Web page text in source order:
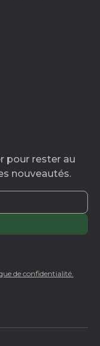
pour rester au
nouveautés.
de confidentialité.